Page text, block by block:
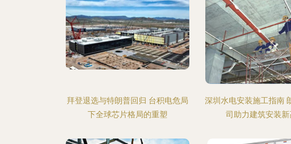
拜登退选与特朗普回归 台积电危局
下全球芯片格局的重塑
深圳水电安装施工指南
司助力建筑安装